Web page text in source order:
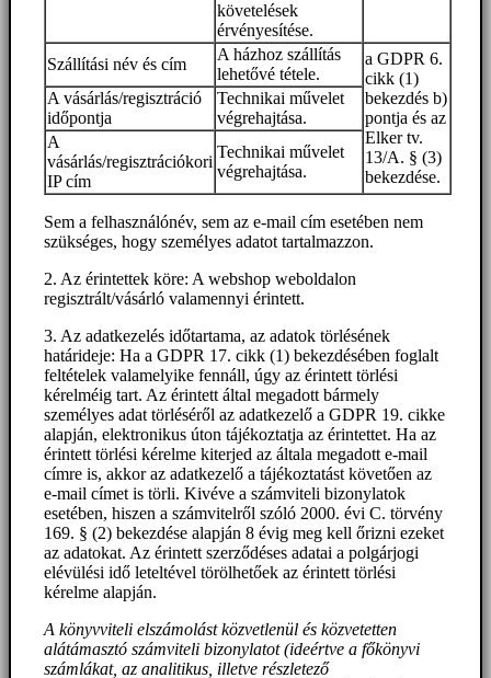
követelések
érvényesítése.
Szállítási név és cím
A házhoz szállítás
lehetővé tétele.
a GDPR 6.
cikk (1)
bekezdés b)
pontja és az
Elker tv.
13/A. § (3)
bekezdése.
A vásárlás/regisztráció
időpontja
Technikai művelet
végrehajtása.
A
vásárlás/regisztrációkori
IP cím
Technikai művelet
végrehajtása.
Sem a felhasználónév, sem az e-mail cím esetében nem
szükséges, hogy személyes adatot tartalmazzon.
2. Az érintettek köre: A webshop weboldalon
regisztrált/vásárló valamennyi érintett.
3. Az adatkezelés időtartama, az adatok törlésének
határideje: Ha a GDPR 17. cikk (1) bekezdésében foglalt
feltételek valamelyike fennáll, úgy az érintett törlési
kérelméig tart. Az érintett által megadott bármely
személyes adat törléséről az adatkezelő a GDPR 19. cikke
alapján, elektronikus úton tájékoztatja az érintettet. Ha az
érintett törlési kérelme kiterjed az általa megadott e-mail
címre is, akkor az adatkezelő a tájékoztatást követően az
e-mail címet is törli. Kivéve a számviteli bizonylatok
esetében, hiszen a számvitelről szóló 2000. évi C. törvény
169. § (2) bekezdése alapján 8 évig meg kell őrizni ezeket
az adatokat. Az érintett szerződéses adatai a polgárjogi
elévülési idő leteltével törölhetőek az érintett törlési
kérelme alapján.
A könyvviteli elszámolást közvetlenül és közvetetten
alátámasztó számviteli bizonylatot (ideértve a főkönyvi
számlákat, az analitikus, illetve részletező